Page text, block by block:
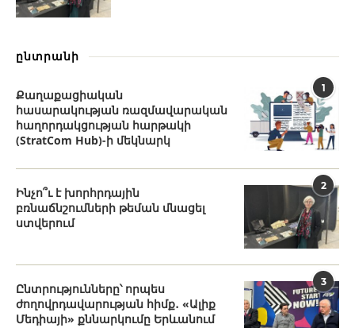
ընտրանի
1
Քաղաքացիական
հասարակության ռազմավարական
հաղորդակցության հարթակի
(StratCom Hub)-ի մեկնարկ
2
Ինչո՞ւ է խորհրդային
բռնաճնշումների թեման մնացել
ստվերում
3
Ընտրությունները՝ որպես
ժողովրդավարության հիմք․ «Ալիք
Մեդիայի» քննարկումը Երևանում